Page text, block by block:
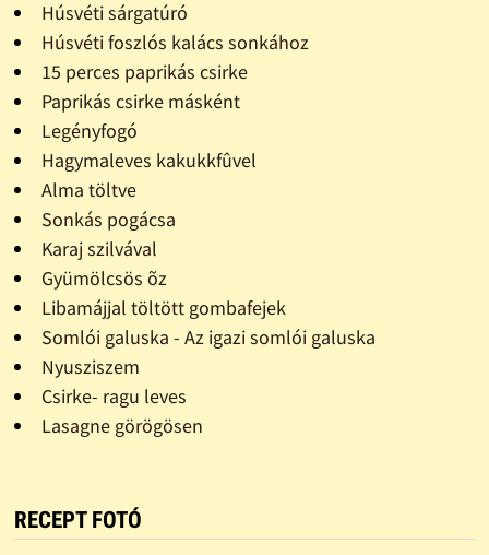
Húsvéti sárgatúró
Húsvéti foszlós kalács sonkához
15 perces paprikás csirke
Paprikás csirke másként
Legényfogó
Hagymaleves kakukkfûvel
Alma töltve
Sonkás pogácsa
Karaj szilvával
Gyümölcsös õz
Libamájjal töltött gombafejek
Somlói galuska - Az igazi somlói galuska
Nyusziszem
Csirke- ragu leves
Lasagne görögösen
RECEPT FOTÓ